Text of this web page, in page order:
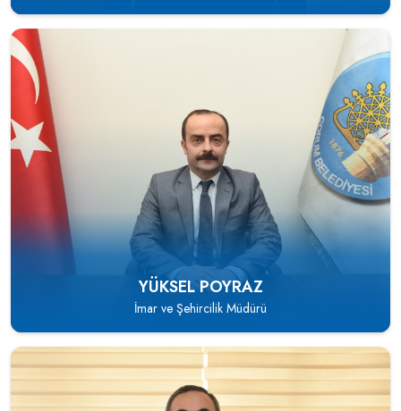
YÜKSEL POYRAZ
İmar ve Şehircilik Müdürü